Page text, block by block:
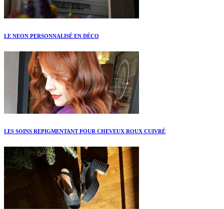
LE NEON PERSONNALISÉ EN DÉCO
LES SOINS REPIGMENTANT POUR CHEVEUX ROUX CUIVRÉ